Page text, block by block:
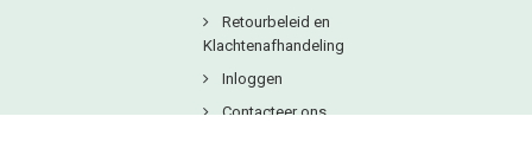
Retourbeleid en
Klachtenafhandeling
Inloggen
Contacteer ons